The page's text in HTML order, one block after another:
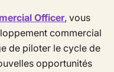
Officer, vous
commercial
de piloter le cycle de
opportunités